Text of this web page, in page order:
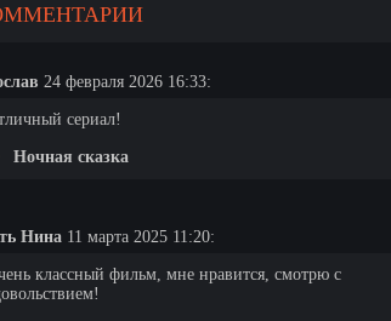
24 февраля 2026 16:33:
сериал!
Ночная сказка
Нина 11 марта 2025 11:20:
классный фильм, мне нравится, смотрю с